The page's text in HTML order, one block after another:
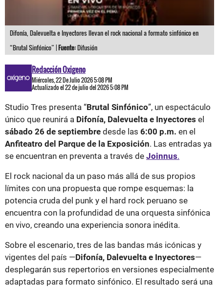
Difonía, Dalevuelta e Inyectores llevan el rock nacional a formato sinfónico en
“Brutal Sinfónico” |Fuente:Difusión
Redacción Oxigeno
Miércoles, 22 De Julio 2026 5:08 PM
Actualizado el 22 de julio del 2026 5:08 PM
Studio Tres presenta “Brutal Sinfónico”, un espectáculo
único que reunirá a Difonía, Dalevuelta e Inyectores el
sábado 26 de septiembre desde las 6:00 p.m. en el
Anfiteatro del Parque de la Exposición. Las entradas ya
se encuentran en preventa a través de Joinnus.
El rock nacional da un paso más allá de sus propios
límites con una propuesta que rompe esquemas: la
potencia cruda del punk y el hard rock peruano se
encuentra con la profundidad de una orquesta sinfónica
en vivo, creando una experiencia sonora inédita.
Sobre el escenario, tres de las bandas más icónicas y
vigentes del país —Difonía, Dalevuelta e Inyectores—
desplegarán sus repertorios en versiones especialmente
adaptadas para formato sinfónico. El resultado será una